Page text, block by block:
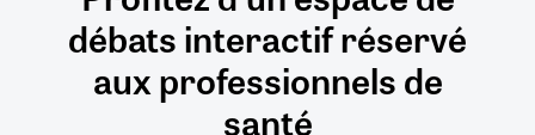
débatsinteractifréservé
auxprofessionnels de
santé